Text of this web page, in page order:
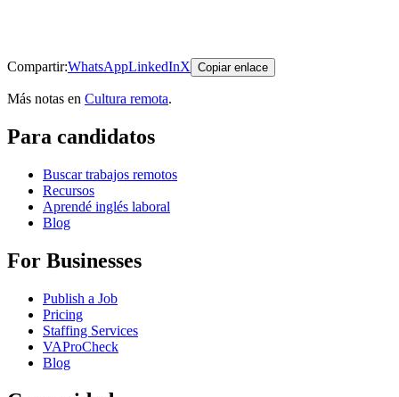
Compartir:WhatsAppLinkedInX Copiar enlace
Más notas en Cultura remota.
Para candidatos
Buscar trabajos remotos
Recursos
Aprendé inglés laboral
Blog
For Businesses
Publish a Job
Pricing
Staffing Services
VAProCheck
Blog